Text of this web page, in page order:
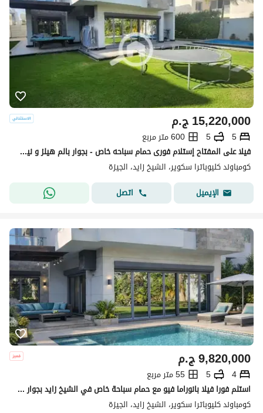
ج.م15,220,000
5
5
600 متر مربع
فيلا على المفتاح إستلام فورى حمام سباحه خاص - بجوار بالم هيلز و نيو جيزه
كومباوند كليوباترا سكوير، الشيخ زايد، الجيزة
الإيميل
اتصل
ج.م9,820,000
4
5
55 متر مربع
استلم فورا فيلا بانوراما فيو مع حمام سباحة خاص في الشيخ زايد بجوار هايبر وان و جامعة القاهرة
كومباوند كليوباترا سكوير، الشيخ زايد، الجيزة